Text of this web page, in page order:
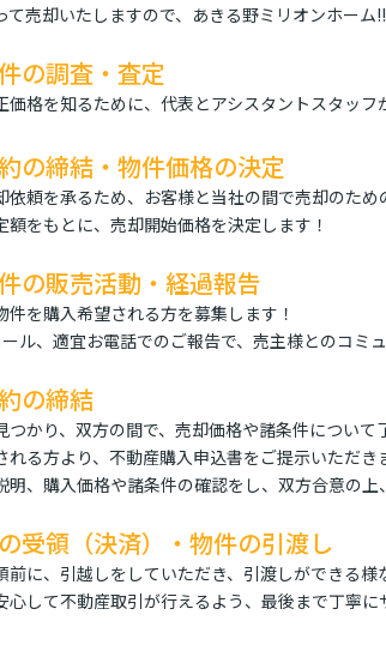
て売却いたしますので、あきる野ミリオンホーム
の調査・査定
価格を知るために、代表とアシスタントスタッ
の締結・物件価格の決定
依頼を承るため、お客様と当社の間で売却のた
額をもとに、売却開始価格を決定します！
の販売活動・経過報告
件を購入希望される方を募集します！
ル、適宜お電話でのご報告で、売主様とのコミ
の締結
つかり、双方の間で、売却価格や諸条件につい
れる方より、不動産購入申込書をご提示いただき
明、購入価格や諸条件の確認をし、双方合意の上
受領（決済）・物件の引渡し
前に、引越しをしていただき、引渡しができる様
心して不動産取引が行えるよう、最後まで丁寧